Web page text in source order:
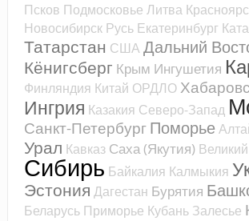
Псков Подмосковье Литва
Новосибирск Русь Екатеринбург
Татарстан США Дальний
Кёнигсберг Крым Ингушетия
Финляндия Китай ОРДЛО
Ингрия Казакия Северо-Запад
Санкт-Петербург Поморье
Урал Кавказ Саха (Якутия)
Сибирь Байкалия Калмыкия
Эстония Дагестан Бурятия
Беларусь Приморье Кубань Залесье